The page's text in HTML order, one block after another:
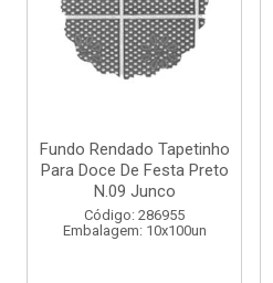
Fundo Rendado Tapetinho
Para Doce De Festa Preto
N.09 Junco
Código: 286955
Embalagem: 10x100un